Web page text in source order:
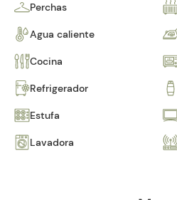
Perchas
Agua caliente
Cocina
Refrigerador
Estufa
Lavadora